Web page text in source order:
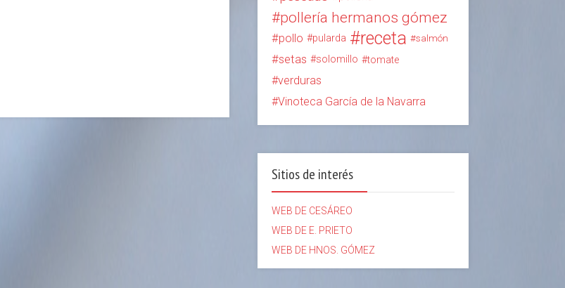
pollería hermanos gómez
pollo pularda receta salmón
setas solomillo tomate
verduras
Vinoteca García de la Navarra
Sitios de interés
WEB DE CESÁREO
WEB DE E. PRIETO
WEB DE HNOS. GÓMEZ